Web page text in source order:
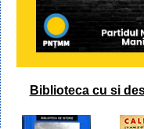
Biblioteca cu si